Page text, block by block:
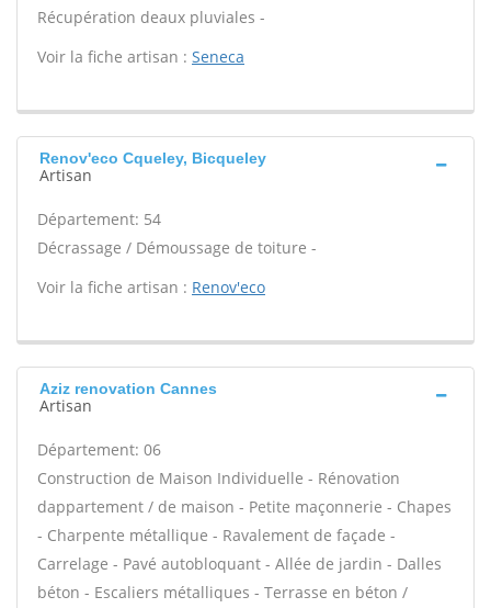
Récupération deaux pluviales -
Voir la fiche artisan : Seneca
Renov'eco Cqueley, Bicqueley
Artisan
Département: 54
Décrassage / Démoussage de toiture -
Voir la fiche artisan : Renov'eco
Aziz renovation Cannes
Artisan
Département: 06
Construction de Maison Individuelle - Rénovation
dappartement / de maison - Petite maçonnerie - Chapes
- Charpente métallique - Ravalement de façade -
Carrelage - Pavé autobloquant - Allée de jardin - Dalles
béton - Escaliers métalliques - Terrasse en béton /